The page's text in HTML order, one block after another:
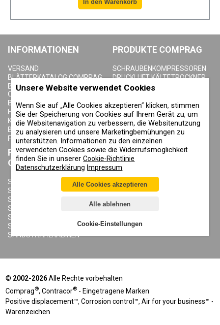
INFORMATIONEN
VERSAND
BLÄTTERKATALOG COMPRAG
BLÄTTERKATALOG
CONTRACOR
BEDIENUNGSANLEITUNGEN
HÄNDLER SEITE
KONTAKTE
BLOG
FAQ
PRODUKTE COMPRAG
SCHRAUBENKOMPRESSOREN
DRUCKLUFT KÄLTETROCKNER
ADSORPTIONSTROCKNER
DRUCKLUFTFILTER
ZYKLONABSCHNEIDER
DRUCKLUFTBEHÄLTER
KONDENSAT-ABLASSVENTILE
PRODUKTE
CONTRACOR
SANDSTRAHLGERÄTE
SANDSTRAHLHELME
SANDSTRAHLANZÜGE
SANDSTRAHLDÜSEN
SANDSTRAHLSCHLAUCH
SANDSTRAHLKUPPLUNGEN
SANDSTRAHLKABINEN
ÜBER COMPRAG
ÜBER UNS
URHEBERRECHT, MARKEN UND
SONSTIGE RECHTE
COOKIE-RICHTLINIE
© 2002-2026Alle Rechte vorbehalten
Comprag®, Contracor® - Eingetragene Marken
Positive displacement™, Corrosion control™, Air for your business™ -
Warenzeichen
Unsere Website verwendet Cookies
Wenn Sie auf „Alle Cookies akzeptieren“ klicken, stimmen
Sie der Speicherung von Cookies auf Ihrem Gerät zu, um
die Websitenavigation zu verbessern, die Websitenutzung
zu analysieren und unsere Marketingbemühungen zu
unterstützen. Informationen zu den einzelnen
verwendeten Cookies sowie die Widerrufsmöglichkeit
finden Sie in unsererCookie-Richtlinie
Datenschutzerklärung Impressum
Alle Cookies akzeptieren
Alle ablehnen
Cookie-Einstellungen